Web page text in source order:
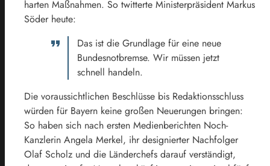
harten Maßnahmen. So twitterte Ministerpräsident Markus
Söder heute:
Das ist die Grundlage für eine neue
Bundesnotbremse. Wir müssen jetzt
schnell handeln.
Die voraussichtlichen Beschlüsse bis Redaktionsschluss
würden für Bayern keine großen Neuerungen bringen:
So haben sich nach ersten Medienberichten Noch-
Kanzlerin Angela Merkel, ihr designierter Nachfolger
Olaf Scholz und die Länderchefs darauf verständigt,